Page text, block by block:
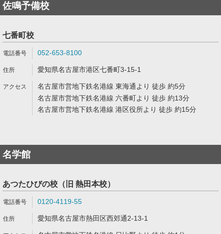
佐鳴予備校
七番町校
052-653-8100
愛知県名古屋市港区七番町3-15-1
名古屋市営地下鉄名港線 東海通より 徒歩 約5分
名古屋市営地下鉄名港線 六番町より 徒歩 約13分
名古屋市営地下鉄名港線 港区役所より 徒歩 約15分
名学館
あつたひびの校（旧 熱田本校）
0120-4119-55
愛知県名古屋市熱田区西郊通2-13-1